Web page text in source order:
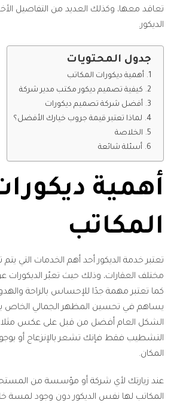
تعاقد معها، وكذلك العديد من التفاصيل
الديكور.
جدول المحتويات
أهمية ديكورات المكاتب
كيفية تصميم ديكور مكتب مدير شركة
أفضل شركة تصميم ديكورات
لماذا تعتبر قيمة جروب خيارك الأفضل؟
الخلاصة
أسئلة شائعة
أهمية
المكاتب
تعتبر خدمة الديكور أحد أهم الخدمات التي يتم
مختلف العقارات، وذلك حيث تعبّر
كما تعتبر مهمة جدًا للإحساس بالراحة
يساهم في تحسين المظهر الجمالي الخاص
الشكل العام أفضل من قبل على عكس مثلا
التشطيب فقط فإنك تشعر بالإنزعاج أو
المكان.
عند زيارتك لأي شركة أو مؤسسة من
المكاتب لها نفس الديكور دون وجود